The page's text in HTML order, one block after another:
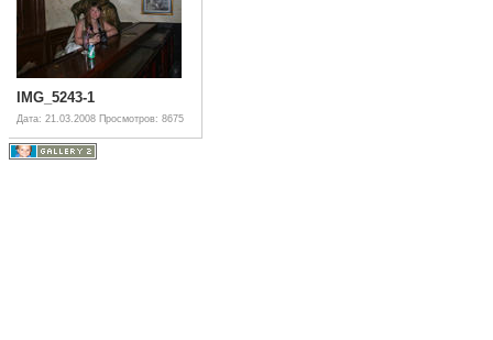
IMG_5243-1
Дата: 21.03.2008 Просмотров: 8675